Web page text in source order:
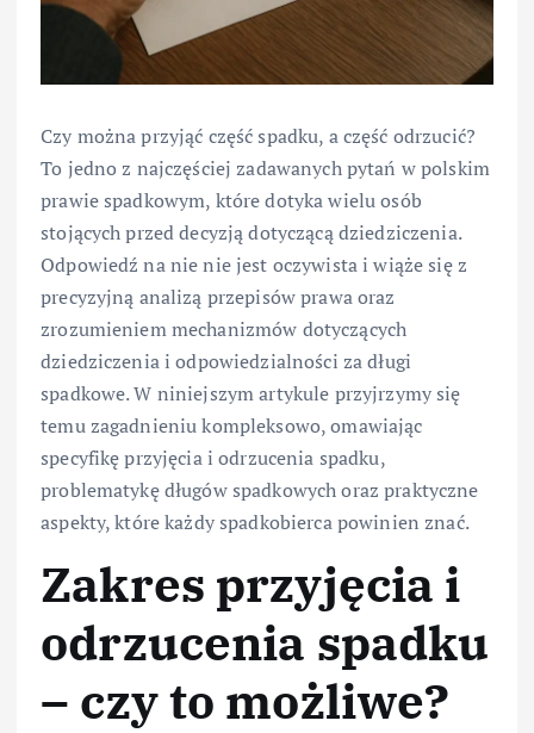
Czy można przyjąć część spadku, a część odrzucić?
To jedno z najczęściej zadawanych pytań w polskim
prawie spadkowym, które dotyka wielu osób
stojących przed decyzją dotyczącą dziedziczenia.
Odpowiedź na nie nie jest oczywista i wiąże się z
precyzyjną analizą przepisów prawa oraz
zrozumieniem mechanizmów dotyczących
dziedziczenia i odpowiedzialności za długi
spadkowe. W niniejszym artykule przyjrzymy się
temu zagadnieniu kompleksowo, omawiając
specyfikę przyjęcia i odrzucenia spadku,
problematykę długów spadkowych oraz praktyczne
aspekty, które każdy spadkobierca powinien znać.
Zakres przyjęcia i
odrzucenia spadku
– czy to możliwe?